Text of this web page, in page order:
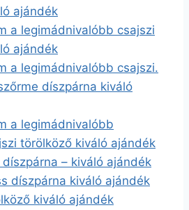
ajándék
a legimádnivalóbb csajszi
ajándék
a legimádnivalóbb csajszi.
díszpárna kiváló
a legimádnivalóbb
törölköző kiváló ajándék
– kiváló ajándék
díszpárna kiváló ajándék
kiváló ajándék